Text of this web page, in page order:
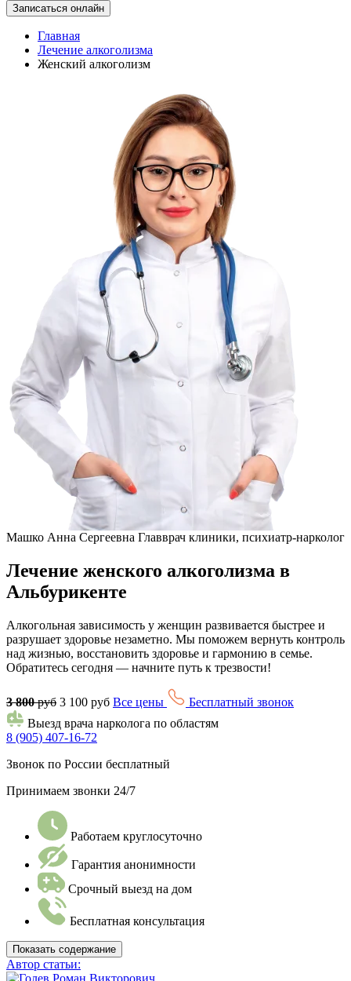
Записаться онлайн
Главная
Лечение алкоголизма
Женский алкоголизм
Машко Анна Сергеевна Главврач клиники, психиатр-нарколог
Лечение женского алкоголизма в
Альбурикенте
Алкогольная зависимость у женщин развивается быстрее и
разрушает здоровье незаметно. Мы поможем вернуть контроль
над жизнью, восстановить здоровье и гармонию в семье.
Обратитесь сегодня — начните путь к трезвости!
3 800руб 3 100 руб Все цены
Бесплатный звонок
Выезд врача нарколога по областям
8 (905) 407-16-72
Звонок по России бесплатный
Принимаем звонки 24/7
Работаем круглосуточно
Гарантия анонимности
Срочный выезд на дом
Бесплатная консультация
Показать содержание
Автор статьи: